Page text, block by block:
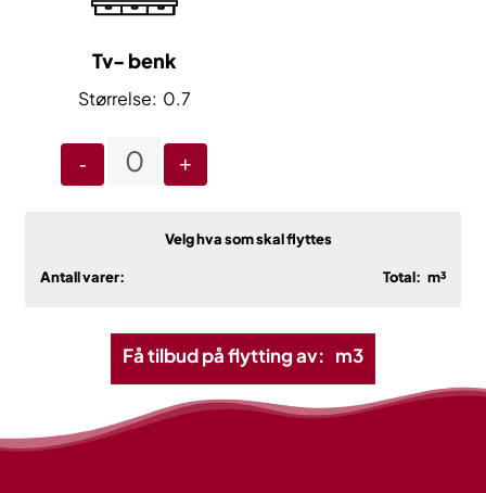
Tv- benk
0.7
- +
Velg hva som skal flyttes
Antall varer: Total: m³
Få tilbud på flytting av: m3